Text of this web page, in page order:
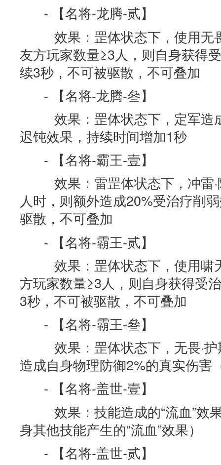
- 【名将-龙腾-贰】
效果：罡体状态下，使用无
友方玩家数量≥3人，则自身获得
续3秒，不可被驱散，不可叠加
- 【名将-龙腾-叄】
效果：罡体状态下，定军造
迟钝效果，持续时间增加1秒
- 【名将-霸王-壹】
效果：雷罡体状态下，冲雷
人时，则额外造成20%受治疗削
驱散，不可叠加
- 【名将-霸王-贰】
效果：罡体状态下，使用啸
方玩家数量≥3人，则自身获得受
3秒，不可被驱散，不可叠加
- 【名将-霸王-叄】
效果：罡体状态下，无畏·
造成自身物理防御2%的真实伤害
- 【名将-盖世-壹】
效果：技能造成的“流血”效
身其他技能产生的“流血”效果）
- 【名将-盖世-贰】